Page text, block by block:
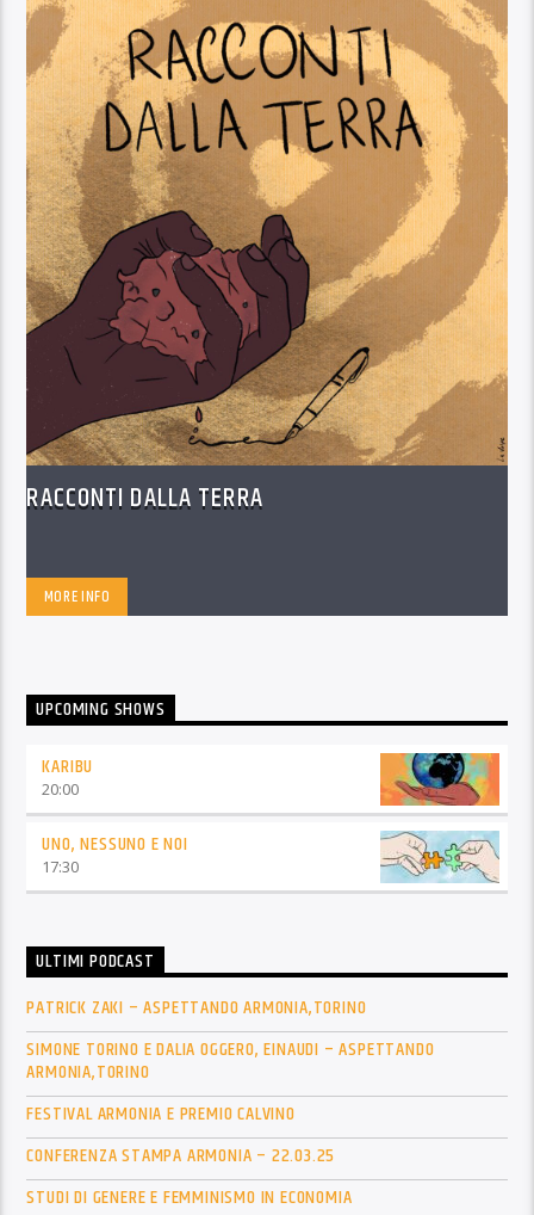
RACCONTI DALLA TERRA
MORE INFO
UPCOMING SHOWS
KARIBU
20:00
UNO, NESSUNO E NOI
17:30
ULTIMI PODCAST
PATRICK ZAKI – ASPETTANDO ARMONIA,TORINO
SIMONE TORINO E DALIA OGGERO, EINAUDI – ASPETTANDO
ARMONIA,TORINO
FESTIVAL ARMONIA E PREMIO CALVINO
CONFERENZA STAMPA ARMONIA – 22.03.25
STUDI DI GENERE E FEMMINISMO IN ECONOMIA